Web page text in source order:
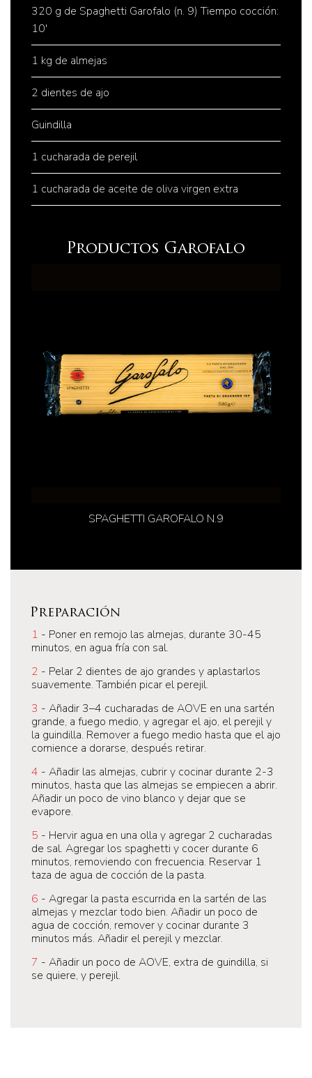
320 g de Spaghetti Garofalo (n. 9) Tiempo cocción:
10'
1 kg de almejas
2 dientes de ajo
Guindilla
1 cucharada de perejil
1 cucharada de aceite de oliva virgen extra
Productos Garofalo
SPAGHETTI GAROFALO N.9
Preparación
1 - Poner en remojo las almejas, durante 30-45
minutos, en agua fría con sal.
2 - Pelar 2 dientes de ajo grandes y aplastarlos
suavemente. También picar el perejil.
3 - Añadir 3–4 cucharadas de AOVE en una sartén
grande, a fuego medio, y agregar el ajo, el perejil y
la guindilla. Remover a fuego medio hasta que el ajo
comience a dorarse, después retirar.
4 - Añadir las almejas, cubrir y cocinar durante 2-3
minutos, hasta que las almejas se empiecen a abrir.
Añadir un poco de vino blanco y dejar que se
evapore.
5 - Hervir agua en una olla y agregar 2 cucharadas
de sal. Agregar los spaghetti y cocer durante 6
minutos, removiendo con frecuencia. Reservar 1
taza de agua de cocción de la pasta.
6 - Agregar la pasta escurrida en la sartén de las
almejas y mezclar todo bien. Añadir un poco de
agua de cocción, remover y cocinar durante 3
minutos más. Añadir el perejil y mezclar.
7 - Añadir un poco de AOVE, extra de guindilla, si
se quiere, y perejil.